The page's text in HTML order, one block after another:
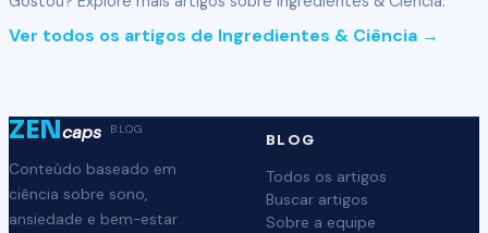
Ver todos os artigos de Ingredientes & Ciência →
ZENcaps BLOG
Conteúdo baseado em
ciência sobre sono,
ansiedade e bem-estar
BLOG
Todos os artigos
Buscar artigos
Sobre a equipe